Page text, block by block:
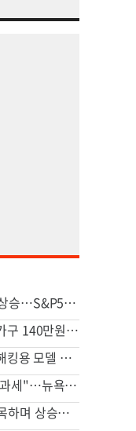
美증시, 금리인상 기대론 후퇴에 상승…S&P500 사상최고치 마감
"6개월차 접어든 이란전쟁 탓 美가구 140만원 추가 부담"
中 AI '키미'도 통제환경 탈출…"해킹용 모델 될수도" 우려
"고가 세컨드하우스 세금은 부당 과세"…뉴욕시 상대 소송
국제유가, 호르무즈 협상 추이 주목하며 상승…브렌트 1%↑